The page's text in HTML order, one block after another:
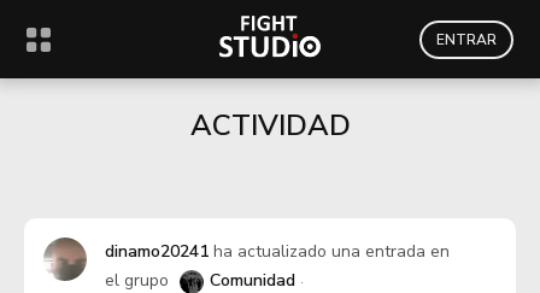
ENTRAR
ACTIVIDAD
dinamo20241 ha actualizado una entrada en
el grupo
Comunidad